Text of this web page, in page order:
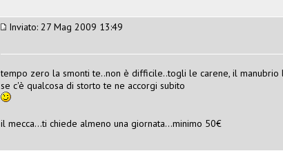
Inviato: 27 Mag 2009 13:49
tempo zero la smonti te..non è difficile..togli le carene, il
se c'è qualcosa di storto te ne accorgi subito
il mecca...ti chiede almeno una giornata...minimo 50€